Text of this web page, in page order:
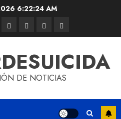
6:22:24 AM
DE NOTICIAS